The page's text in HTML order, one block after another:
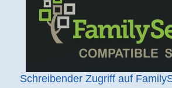
Schreibender Zugriff auf